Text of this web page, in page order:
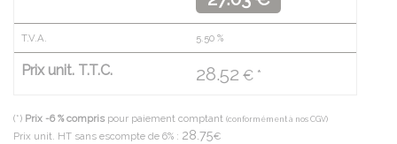
T.V.A. 5.50 %
Prix unit. T.T.C. 28.52 € *
(*) Prix -6 % compris pour paiement comptant (conformément à nos CGV)
Prix unit. HT sans escompte de 6% : 28.75€